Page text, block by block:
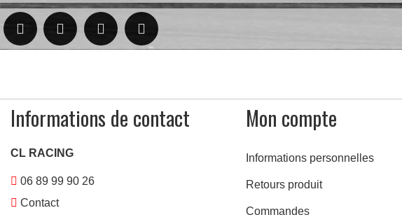
Informations de contact
CL RACING
06 89 99 90 26
Contact
Mon compte
Informations personnelles
Retours produit
Commandes